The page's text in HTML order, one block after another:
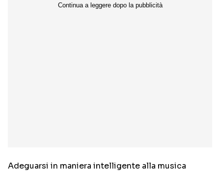
Adeguarsi in maniera intelligente alla musica